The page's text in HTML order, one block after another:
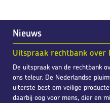
Nieuws
Uitspraak rechtbank over
De uitspraak van de rechtbank
ons teleur. De Nederlandse
uiterste best om veilige
daarbij oog voor mens, dier en